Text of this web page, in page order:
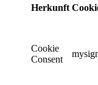
Herkunft
Cookie
Consent